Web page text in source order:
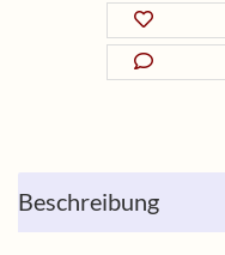
Beschreibung